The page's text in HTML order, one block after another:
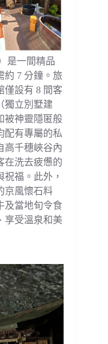
是一間精品
約 7 分鐘。旅
僅設有 8 間客
獨立別墅建
被神靈隱匿般
配有專屬的私
高千穗峽谷內
在洗去疲憊的
福。此外，
京風懷石料
及當地旬令食
享受溫泉和美